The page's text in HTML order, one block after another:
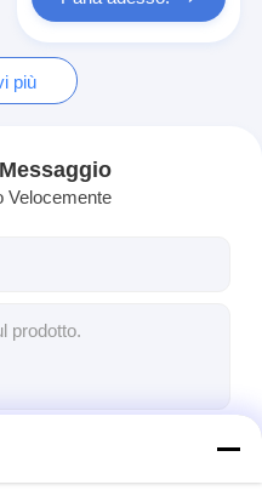
più
Velocemente